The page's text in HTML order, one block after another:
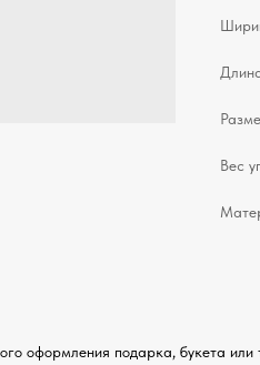
Вес
оформления подарка, букета